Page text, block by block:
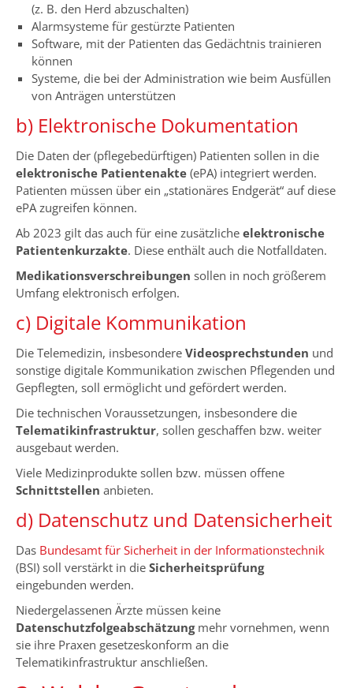
(z. B. den Herd abzuschalten)
Alarmsysteme für gestürzte Patienten
Software, mit der Patienten das Gedächtnis trainieren
können
Systeme, die bei der Administration wie beim Ausfüllen
von Anträgen unterstützen
b) Elektronische Dokumentation
Die Daten der (pflegebedürftigen) Patienten sollen in die
elektronische Patientenakte (ePA) integriert werden.
Patienten müssen über ein „stationäres Endgerät“ auf diese
ePA zugreifen können.
Ab 2023 gilt das auch für eine zusätzliche elektronische
Patientenkurzakte. Diese enthält auch die Notfalldaten.
Medikationsverschreibungen sollen in noch größerem
Umfang elektronisch erfolgen.
c) Digitale Kommunikation
Die Telemedizin, insbesondere Videosprechstunden und
sonstige digitale Kommunikation zwischen Pflegenden und
Gepflegten, soll ermöglicht und gefördert werden.
Die technischen Voraussetzungen, insbesondere die
Telematikinfrastruktur, sollen geschaffen bzw. weiter
ausgebaut werden.
Viele Medizinprodukte sollen bzw. müssen offene
Schnittstellen anbieten.
d) Datenschutz und Datensicherheit
Das Bundesamt für Sicherheit in der Informationstechnik
(BSI) soll verstärkt in die Sicherheitsprüfung
eingebunden werden.
Niedergelassenen Ärzte müssen keine
Datenschutzfolgeabschätzungmehr vornehmen, wenn
sie ihre Praxen gesetzeskonform an die
Telematikinfrastruktur anschließen.